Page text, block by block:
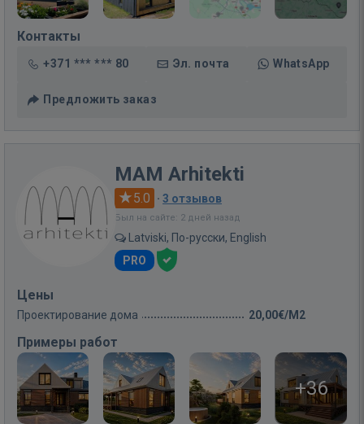
Контакты
+371 *** *** 80 Эл. почта WhatsApp
Предложить заказ
MAM Arhitekti
5.0 · 3 отзывов
Был на сайте: 2 дней назад
Latviski, По-русски, English
PRO
Цены
Проектирование дома 20,00€/M2
Примеры работ
+36